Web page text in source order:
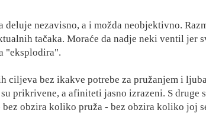
deluje nezavisno, a i možda neobjektivno.
tačaka. Moraće da nadje neki ventil jer
"eksplodira".
ciljeva bez ikakve potrebe za pružanjem i
prikrivene, a afiniteti jasno izrazeni. S druge
obzira koliko pruža - bez obzira koliko joj